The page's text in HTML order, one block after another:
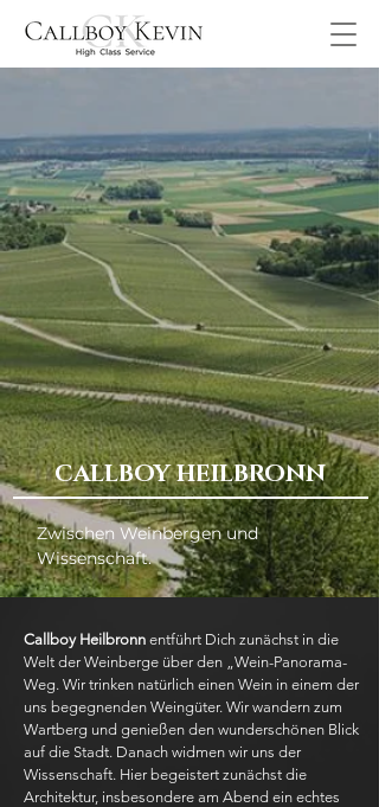
CALLBOY HEILBRONN
Zwischen Weinbergen und
Wissenschaft.
Callboy Heilbronn entführt Dich zunächst in die
Welt der Weinberge über den „Wein-Panorama-
Weg. Wir trinken natürlich einen Wein in einem der
uns begegnenden Weingüter. Wir wandern zum
Wartberg und genießen den wunderschönen Blick
auf die Stadt. Danach widmen wir uns der
Wissenschaft. Hier begeistert zunächst die
Architektur, insbesondere am Abend ein echtes